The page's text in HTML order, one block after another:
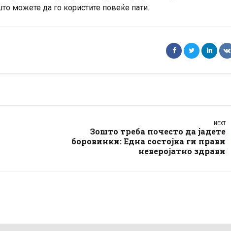
можете да го користите повеќе пати.
NEXT
Зошто треба почесто да јадете
боровинки: Една состојка ги прави
неверојатно здрави